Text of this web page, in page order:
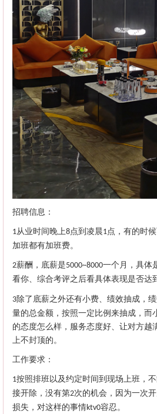
招聘信息：
1从业时间晚上8点到凌晨1点，有的时
加班都有加班费。
2薪酬，底薪是5000~8000一个月，具体
看你、综合考评之后看具体表现是否达
3除了底薪之外还有小费、绩效抽成，
量的总金额，按照一定比例来抽成，而
的态度怎么样，服务态度好、让对方越
上不封顶的。
工作要求：
1按照排班以及约定时间到现场上班，
接开除，没有第2次的机会，因为一次
损失，对这样的事情ktv0容忍。